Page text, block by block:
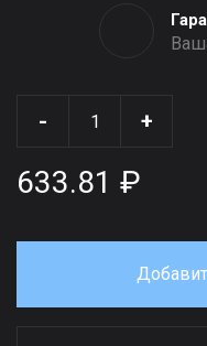
- +
633.81 ₽